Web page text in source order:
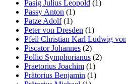
Pasig Julius Leopold (1)
Passy Anton (1)
Patze Adolf(1)
Peter von Dresden (1)
Pfeil Christian Karl Ludwig von
Piscator Johannes (2)
Pollio Symphorianus (2)
Praetorius Joachim (1)
Prätorius Benjamin (1)